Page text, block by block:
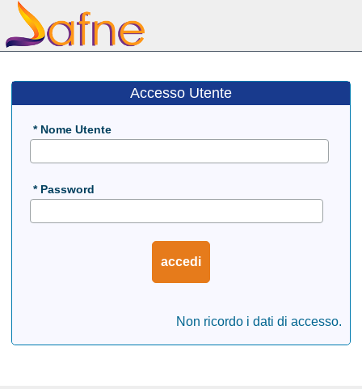
Accesso Utente
* Nome Utente
* Password
accedi
Non ricordo i dati di accesso.